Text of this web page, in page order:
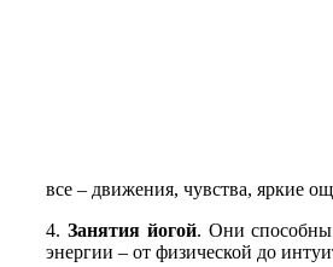
все – движения, чувства, яркие
4. Занятия йогой. Они способны
энергии – от физической до